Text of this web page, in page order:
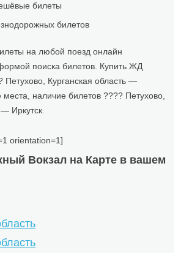
билеты
билетов
на любой поезд онлайн
поиска билетов. Купить ЖД
Петухово, Курганская область —
наличие билетов ???? Петухово,
— Иркутск.
orientation=1]
Вокзал на Карте в вашем